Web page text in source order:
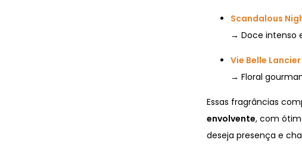
Scandalous
→ Doce intenso
Vie Belle
→ Floral
Essas fragrâncias
envolvente, com
deseja presença e